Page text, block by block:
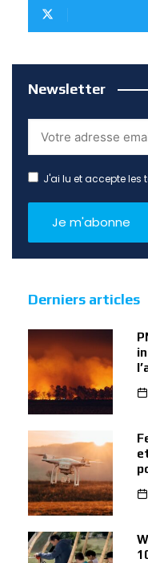
Newsletter
J'ai lu et accepte les
Derniers articles